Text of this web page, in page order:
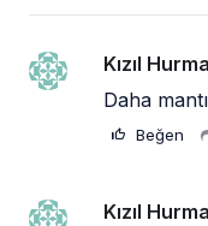
Kızıl Hurma
Daha
Beğen
Kızıl Hurma